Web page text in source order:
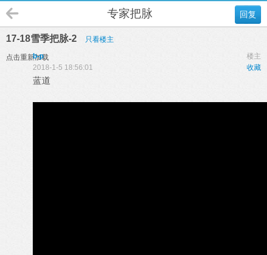
回复
专家把脉
17-18雪季把脉-2 只看楼主
点击重新加载 楼主
b-p
收藏
2018-1-5 18:56:01
蓝道